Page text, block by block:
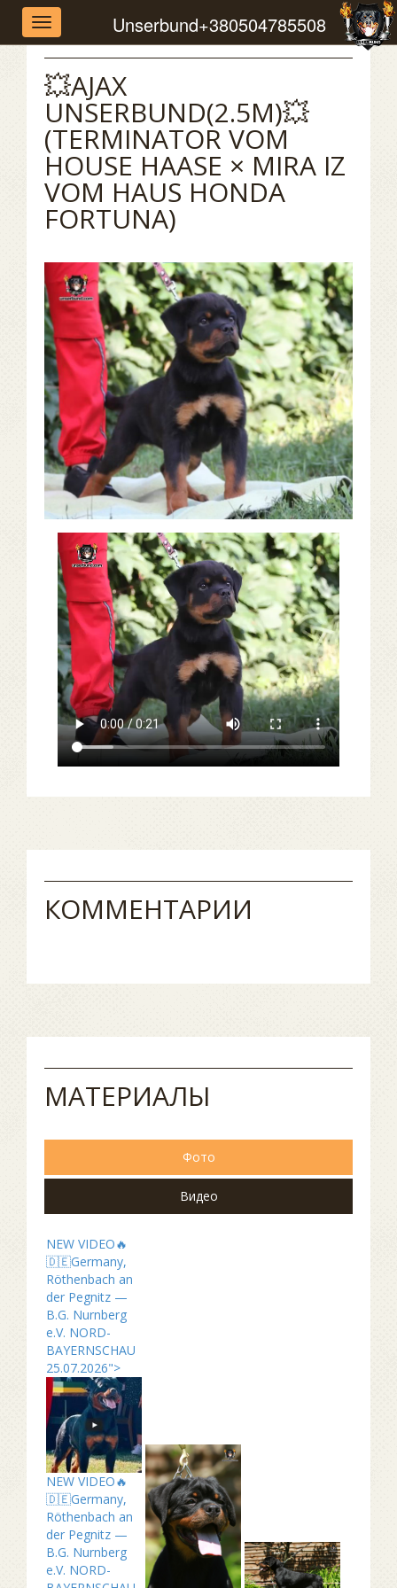
Toggle
navigation
Unserbund+380504785508
💥AJAX
UNSERBUND(2.5M)💥
(TERMINATOR VOM
HOUSE HAASE × MIRA IZ
VOM HAUS HONDA
FORTUNA)
КОММЕНТАРИИ
МАТЕРИАЛЫ
Фото
Видео
NEW VIDEO🔥
🇩🇪Germany,
Röthenbach an
der Pegnitz —
B.G. Nurnberg
e.V. NORD-
BAYERNSCHAU
25.07.2026">
NEW VIDEO🔥
🇩🇪Germany,
Röthenbach an
der Pegnitz —
B.G. Nurnberg
e.V. NORD-